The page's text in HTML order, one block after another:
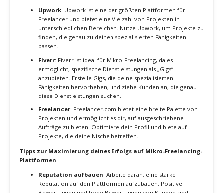
von Projekten und eine globale Reichweite, was deine Chancen
erhöht, geeignete Aufträge zu finden und dein Einkommen zu
maximieren. Darüber hinaus bieten sie oft Schutzmechanismen für
Zahlungen und Verträge, die das Risiko von Zahlungsausfällen
reduzieren.
Strategien zur effektiven Nutzung von Mikro-Freelancing-
Plattformen
Profiloptimierung: Erstelle ein aussagekräftiges Profil auf
den Plattformen, die du nutzt. Dein Profil sollte deine
spezialisierten Fähigkeiten, Erfahrungen und Erfolge deutlich
hervorheben. Verwende ein professionelles Foto und füge
Beispiele deiner Arbeit hinzu, um potenzielle Kunden zu
überzeugen.
Gezielte Projektsuche: Nutze die Such- und
Filterfunktionen der Plattformen, um gezielt nach Projekten
zu suchen, die zu deinen Fähigkeiten und Interessen passen.
Setze Benachrichtigungen für relevante Projekte, um schnell
auf neue Möglichkeiten reagieren zu können.